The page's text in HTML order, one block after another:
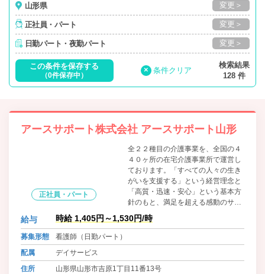
山形県 変更＞
正社員・パート 変更＞
日勤パート・夜勤パート 変更＞
この条件を保存する
（0件保存中）
× 条件クリア
検索結果
128 件
アースサポート株式会社 アースサポート山形
正社員・パート
全２２種目の介護事業を、全国の４
４０ヶ所の在宅介護事業所で運営し
ております。「すべての人々の生き
がいを支援する」という経営理念と
「高質・迅速・安心」という基本方
針のもと、満足を超える感動のサー
ビスをご提供します。
給与 時給 1,405円～1,530円/時
募集形態
看護師（日勤パート）
配属
デイサービス
住所
山形県山形市吉原1丁目11番13号